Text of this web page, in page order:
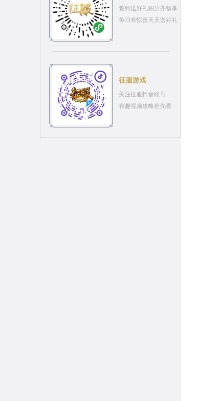
签到送好礼积分齐畅享
每日有惊喜天天送好礼
征服游戏
关注征服抖音账号
有趣视频攻略抢先看